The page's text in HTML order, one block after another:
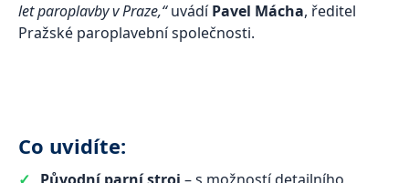
let paroplavby v Praze,“uvádíPavel Mácha, ředitel
Pražské paroplavební společnosti.
Co uvidíte: